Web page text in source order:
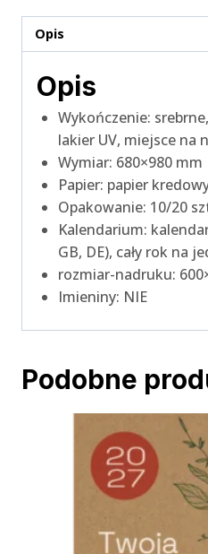
Opis
Opis
Wykończenie:
lakier UV, miejsce na
Wymiar: 680×980 mm
Papier: papier
Opakowanie: 10/20
Kalendarium:
GB, DE), cały rok na
rozmiar-nadruku:
Imieniny: NIE
Podobne